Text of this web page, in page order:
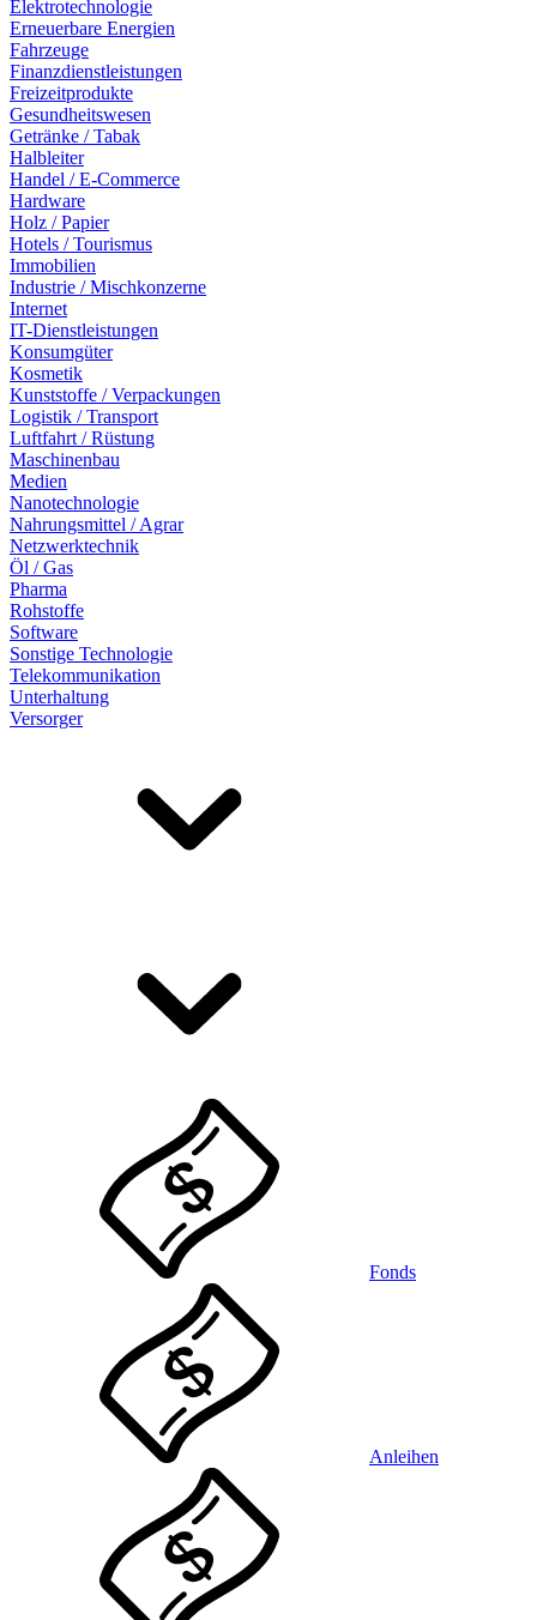
Elektrotechnologie
Erneuerbare Energien
Fahrzeuge
Finanzdienstleistungen
Freizeitprodukte
Gesundheitswesen
Getränke / Tabak
Halbleiter
Handel / E-Commerce
Hardware
Holz / Papier
Hotels / Tourismus
Immobilien
Industrie / Mischkonzerne
Internet
IT-Dienstleistungen
Konsumgüter
Kosmetik
Kunststoffe / Verpackungen
Logistik / Transport
Luftfahrt / Rüstung
Maschinenbau
Medien
Nanotechnologie
Nahrungsmittel / Agrar
Netzwerktechnik
Öl / Gas
Pharma
Rohstoffe
Software
Sonstige Technologie
Telekommunikation
Unterhaltung
Versorger
Fonds
Anleihen